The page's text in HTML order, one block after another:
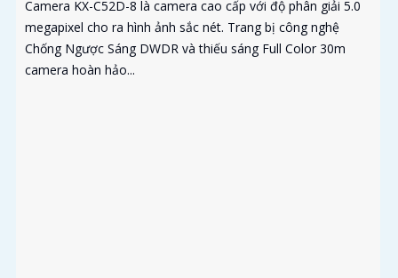
Camera KX-C52D-8 là camera cao cấp với độ phân giải 5.0
megapixel cho ra hình ảnh sắc nét. Trang bị công nghệ
Chống Ngược Sáng DWDR và thiếu sáng Full Color 30m
camera hoàn hảo...